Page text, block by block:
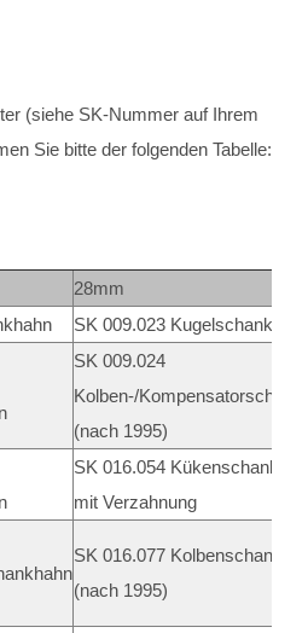
(siehe SK-Nummer auf Ihrem
Sie bitte der folgenden Tabelle:
28mm
SK 009.023
SK 009.024
Kolben-/
(nach 1995)
SK 016.054
mit Verzahnung
SK 016.077
(nach 1995)